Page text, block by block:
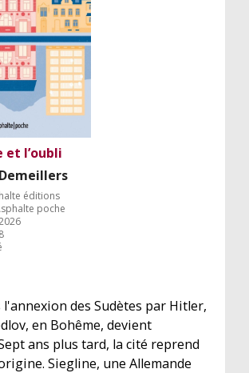
l’oubli
éditions
poche
l'annexion des Sudètes par Hitler,
en Bohême, devient
ans plus tard, la cité reprend
Siegline, une Allemande